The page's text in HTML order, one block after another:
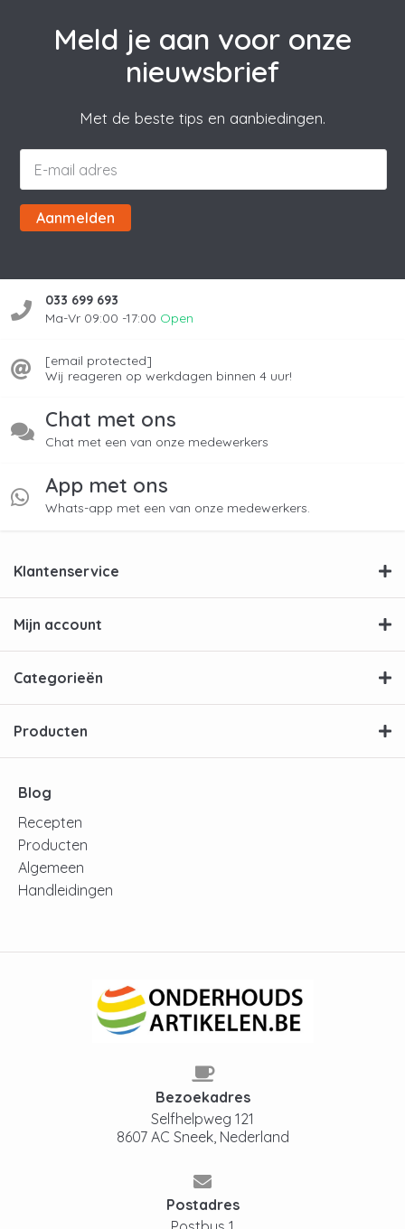
Meld je aan voor onze
nieuwsbrief
Met de beste tips en aanbiedingen.
Aanmelden
033 699 693
Ma-Vr 09:00 -17:00 Open
[email protected]
Wij reageren op werkdagen binnen 4 uur!
Chat met ons
Chat met een van onze medewerkers
App met ons
Whats-app met een van onze medewerkers.
Klantenservice
Mijn account
Categorieën
Producten
Blog
Recepten
Producten
Algemeen
Handleidingen
Bezoekadres
Selfhelpweg 121
8607 AC Sneek, Nederland
Postadres